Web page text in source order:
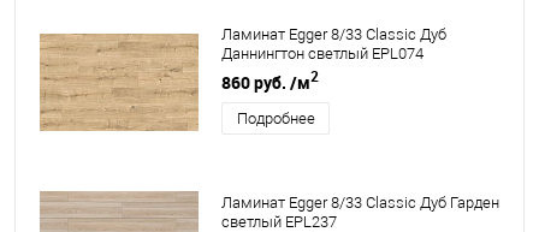
Ламинат Egger 8/33 Classic Дуб
Даннингтон светлый EPL074
860 руб. /м2
Подробнее
Ламинат Egger 8/33 Classic Дуб Гарден
светлый EPL237